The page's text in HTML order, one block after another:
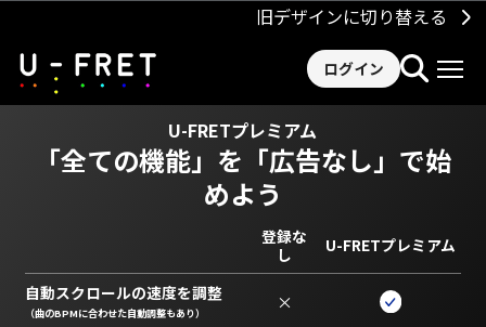
旧デザインに切り替える
ログイン
U-FRETプレミアム
「全ての機能」を 「広告なし」で始
めよう
登録な
し
U-FRETプレミアム
自動スクロールの速度を調整
（曲のBPMに合わせた自動調整もあり） ×